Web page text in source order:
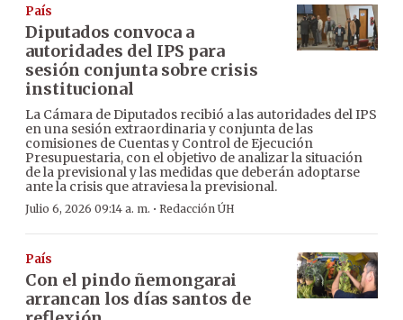
País
Diputados convoca a
autoridades del IPS para
sesión conjunta sobre crisis
institucional
La Cámara de Diputados recibió a las autoridades del IPS
en una sesión extraordinaria y conjunta de las
comisiones de Cuentas y Control de Ejecución
Presupuestaria, con el objetivo de analizar la situación
de la previsional y las medidas que deberán adoptarse
ante la crisis que atraviesa la previsional.
Julio 6, 2026 09:14 a. m. · Redacción ÚH
País
Con el pindo ñemongarai
arrancan los días santos de